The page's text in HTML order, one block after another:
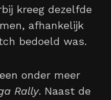
kreeg dezelfde
afhankelijk
bedoeld was.
onder meer
Rally. Naast de